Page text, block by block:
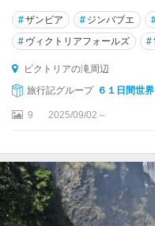
#ザンビア # ジンバブエ
# ヴィクトリアフォールズ #
ビクトリアの滝周辺
旅行記グループ ６１日間世
9 2025/09/02～